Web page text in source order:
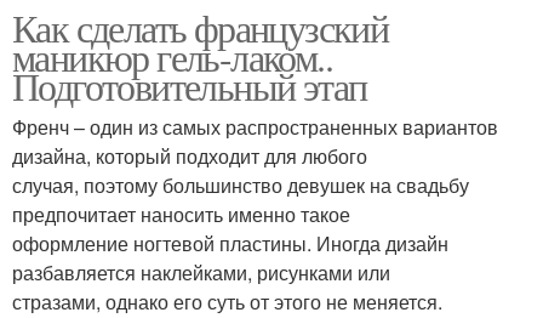
Как сделать французский
маникюр гель-лаком..
Подготовительный этап
Френч – один из самых распространенных вариантов
дизайна, который подходит для любого
случая, поэтому большинство девушек на свадьбу
предпочитает наносить именно такое
оформление ногтевой пластины. Иногда дизайн
разбавляется наклейками, рисунками или
стразами, однако его суть от этого не меняется.